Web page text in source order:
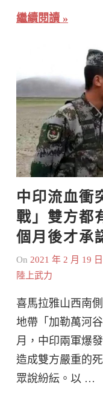
繼續閱讀
中印流血衝
戰」雙方都
個月後才承
On 2021 年 2 月 19 日
陸上武力
喜馬拉雅山西南
地帶「加勒萬河
月，中印兩軍爆
造成雙方嚴重的
眾說紛紜。以 …